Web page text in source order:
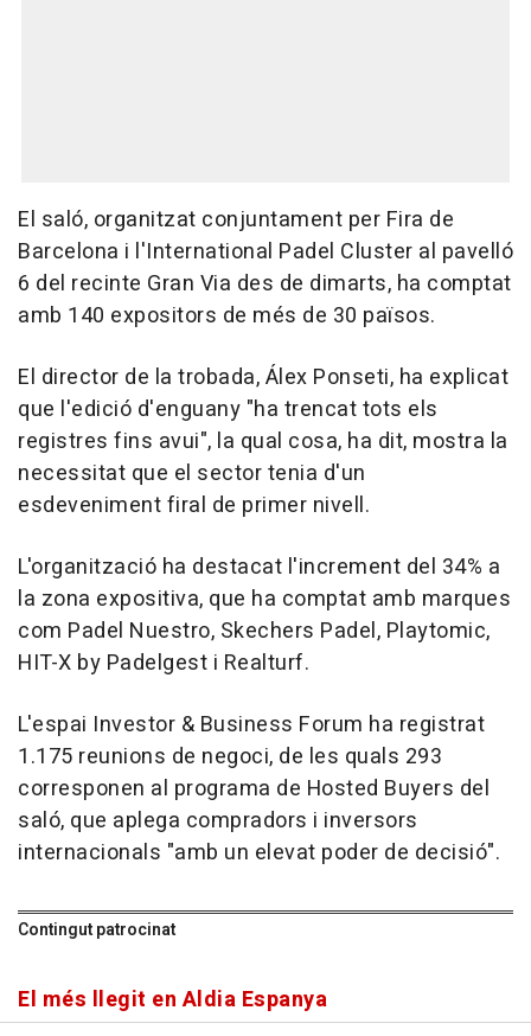
El saló, organitzat conjuntament per Fira de
Barcelona i l'International Padel Cluster al pavelló
6 del recinte Gran Via des de dimarts, ha comptat
amb 140 expositors de més de 30 països.
El director de la trobada, Álex Ponseti, ha explicat
que l'edició d'enguany "ha trencat tots els
registres fins avui", la qual cosa, ha dit, mostra la
necessitat que el sector tenia d'un
esdeveniment firal de primer nivell.
L'organització ha destacat l'increment del 34% a
la zona expositiva, que ha comptat amb marques
com Padel Nuestro, Skechers Padel, Playtomic,
HIT-X by Padelgest i Realturf.
L'espai Investor & Business Forum ha registrat
1.175 reunions de negoci, de les quals 293
corresponen al programa de Hosted Buyers del
saló, que aplega compradors i inversors
internacionals "amb un elevat poder de decisió".
Contingut patrocinat
El més llegit en Aldia Espanya